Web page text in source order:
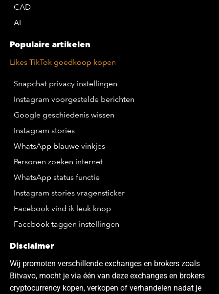
CAD
AI
Populaire artikelen
Likes TikTok goedkoop kopen
Snapchat privacy instellingen
Instagram voorgestelde berichten
Google geschiedenis wissen
Instagram stories
WhatsApp blauwe vinkjes
Personen zoeken internet
WhatsApp status functie
Instagram stories vragensticker
Facebook vind ik leuk knop
Facebook taggen instellingen
Disclaimer
Wij promoten verschillende exchanges en brokers zoals
Bitvavo, mocht je via één van deze exchanges en brokers
cryptocurrency kopen, verkopen of verhandelen nadat je